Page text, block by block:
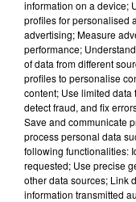
Balade sur
animaux
Publié : 19 juin 2026
COMMUNES
information on a device;
profiles for personalised
advertising; Measure
performance;
of data from different
profiles to personalise
content; Use limited data
detect fraud, and fix
Save and communicate
process personal data
following functionalities:
requested; Use precise
other data sources; Link
information transmitted